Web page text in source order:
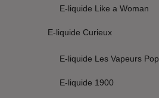
E-liquide Like a Woman
E-liquide Curieux
E-liquide Les Vapeurs Pop
E-liquide 1900